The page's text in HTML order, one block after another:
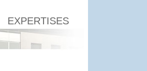
EXPERTISES